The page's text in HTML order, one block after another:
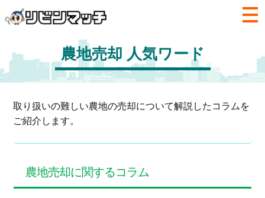
農地売却 人気ワード
取り扱いの難しい農地の売却について解説したコラムを
ご紹介します。
農地売却に関するコラム